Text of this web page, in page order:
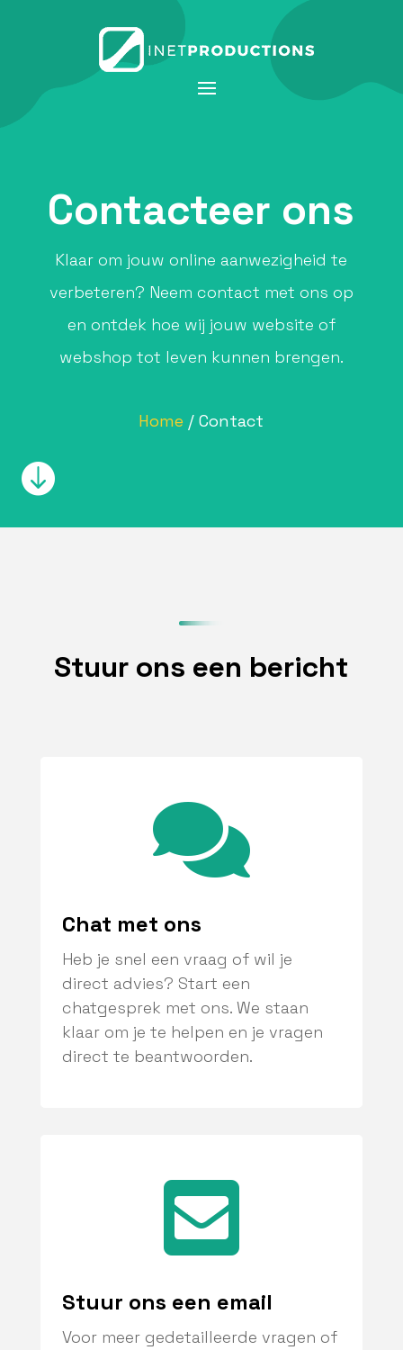
Contacteer ons
Klaar om jouw online aanwezigheid te
verbeteren? Neem contact met ons op
en ontdek hoe wij jouw website of
webshop tot leven kunnen brengen.
Home / Contact

Stuur ons een bericht

Chat met ons
Heb je snel een vraag of wil je
direct advies? Start een
chatgesprek met ons. We staan
klaar om je te helpen en je vragen
direct te beantwoorden.

Stuur ons een email
Voor meer gedetailleerde vragen of